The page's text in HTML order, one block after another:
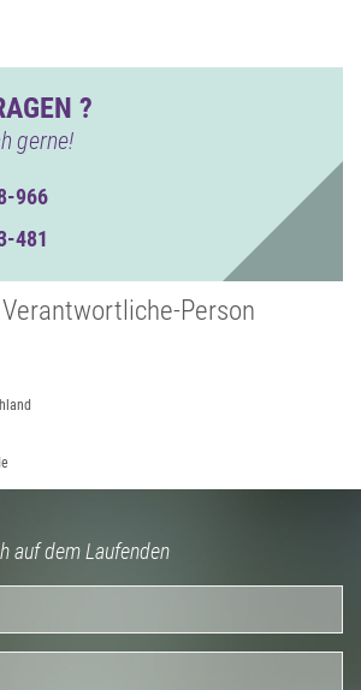
?
gerne!
966
481
Person
auf dem Laufenden